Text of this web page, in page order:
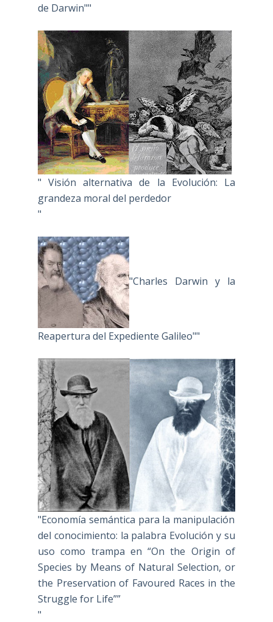
de Darwin""
" Visión alternativa de la Evolución: La
grandeza moral del perdedor
"
"Charles Darwin y la
Reapertura del Expediente Galileo""
"Economía semántica para la manipulación
del conocimiento: la palabra Evolución y su
uso como trampa en “On the Origin of
Species by Means of Natural Selection, or
the Preservation of Favoured Races in the
Struggle for Life””
"